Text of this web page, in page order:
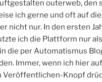
outerweb, den
ich gerne und oft auf
nicht nur. In den ersten
ich die Plattform nur als
die per Automatismus
Immer, wenn ich hier auf
Veröffentlichen-Knopf